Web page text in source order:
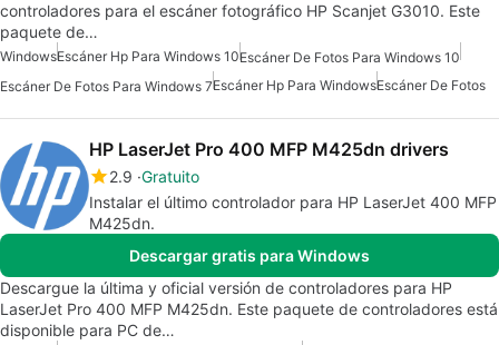
controladores para el escáner fotográfico HP Scanjet G3010. Este
paquete de…
WindowsEscáner Hp Para Windows 10Escáner De Fotos Para Windows 10
Escáner De Fotos Para Windows 7Escáner Hp Para WindowsEscáner De Fotos
HP LaserJet Pro 400 MFP M425dn drivers
2.9 Gratuito
Instalar el último controlador para HP LaserJet 400 MFP
M425dn.
Descargar gratis para Windows
Descargue la última y oficial versión de controladores para HP
LaserJet Pro 400 MFP M425dn. Este paquete de controladores está
disponible para PC de…